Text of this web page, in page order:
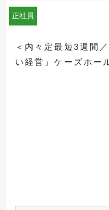
正社員
＜内々定最短3週間
い経営」ケーズホー